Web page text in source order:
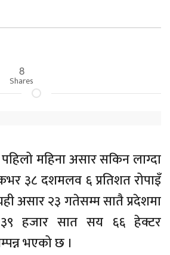
8
Shares
महिना असार सकिन लाग्दा
३८ दशमलव ६ प्रतिशत रोपाइँ
असार २३ गतेसम्म सातै प्रदेशमा
हजार सात सय ६६ हेक्टर
भएको छ ।